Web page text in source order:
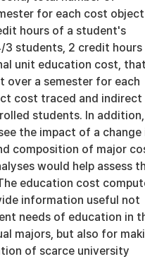
for each cost
hours of a student's
3 students, 2 credit hours
unit education cost,
over a semester for each
cost traced and indirect
students. In addition,
the impact of a change
composition of major
would help assess
education cost
information useful not
needs of education in
majors, but also for
of scarce university